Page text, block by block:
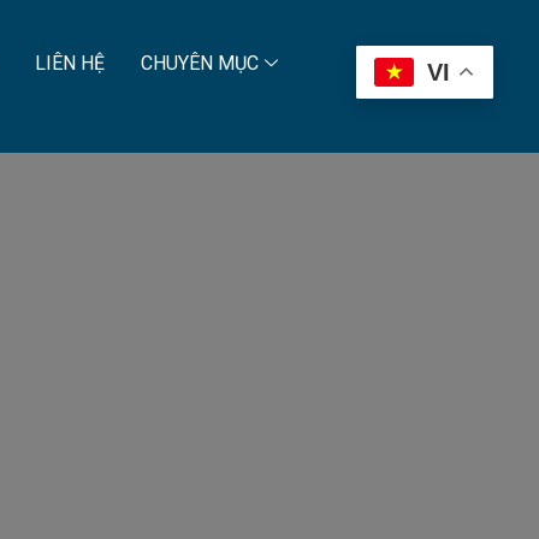
LIÊN HỆ CHUYÊN MỤC VI